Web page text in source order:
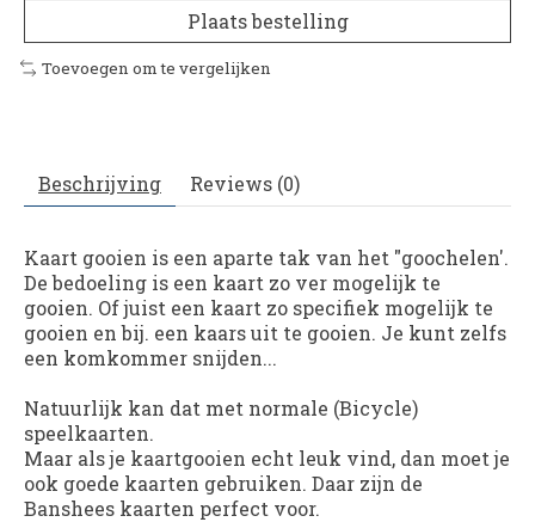
Plaats bestelling
Toevoegen om te vergelijken
Beschrijving Reviews (0)
Kaart gooien is een aparte tak van het "goochelen'.
De bedoeling is een kaart zo ver mogelijk te
gooien. Of juist een kaart zo specifiek mogelijk te
gooien en bij. een kaars uit te gooien. Je kunt zelfs
een komkommer snijden...
Natuurlijk kan dat met normale (Bicycle)
speelkaarten.
Maar als je kaartgooien echt leuk vind, dan moet je
ook goede kaarten gebruiken. Daar zijn de
Banshees kaarten perfect voor.